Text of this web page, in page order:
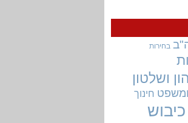
בחירות
הון ושלטון
חינוך
כיבוש